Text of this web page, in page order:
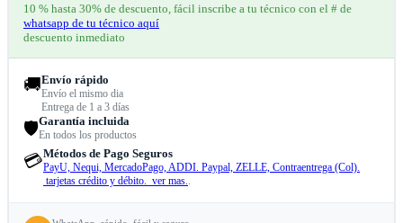
10 % hasta 30% de descuento, fácil inscribe a tu técnico con el # de
whatsapp de tu técnico aquí
descuento inmediato
🚚Envío rápido
Envío el mismo dia
Entrega de 1 a 3 días
🛡️Garantía incluida
En todos los productos
💳Métodos de Pago Seguros
PayU, Nequi, MercadoPago, ADDI. Paypal, ZELLE, Contraentrega (Col).
tarjetas crédito y débito. ver mas..